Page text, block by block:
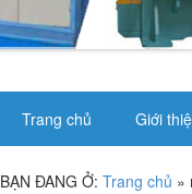
Trang chủ Giới
BẠN ĐANG Ở:Trang chủ »